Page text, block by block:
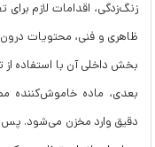
زنگ‌زدگی، اقدامات لازم
ظاهری و فنی، محتویات
بخش داخلی آن با استفاده
بعدی، ماده
دقیق وارد مخزن می‌شود. پس